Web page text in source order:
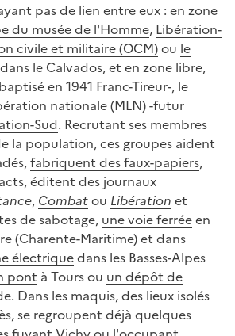
pas de lien entre eux : en zone
du musée de l'Homme, Libération-
civile et militaire (OCM)ou le
dans le Calvados, et en zone libre,
en 1941 Franc-Tireur-, le
nationale (MLN) -futur
Sud. Recrutant ses membres
la population, ces groupes aident
fabriquent des faux-papiers,
éditent des journaux
, Combatou Libération et
de sabotage, une voie ferréeen
(Charente-Maritime) et dans
électriquedans les Basses-Alpes
pont à Tours ou un dépôt de
Dans les maquis, des lieux isolés
se regroupent déjà quelques